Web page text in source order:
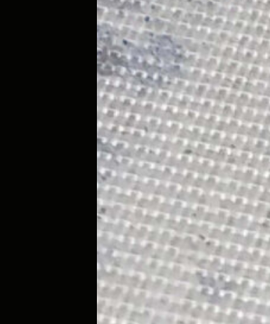
N
S
O
M
N
I
A
P
R
E
M
E
R
A